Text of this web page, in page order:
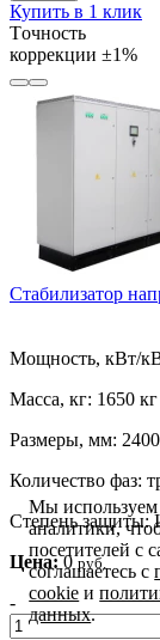
Купить в 1 клик
Tочность
коррекции ±1%
Стабилизатор
Мощность, кВт/
Масса, кг: 1650 кг
Размеры, мм:
Количество фаз:
Степень защиты:
Цена:0руб.
-
Мы используем
аналитики,
посетителей с
соглашаетесь с
cookie и
данных.